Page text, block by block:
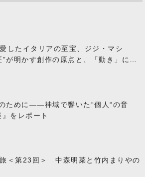
したイタリアの至宝、ジジ・マシ
が明かす創作の原点と、「動き」に満
ために――神域で響いた“個人“の音
をレポート
＜第23回＞ 中森明菜と竹内まりやの